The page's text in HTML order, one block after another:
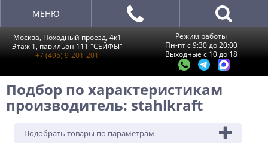
Москва, Походный проезд, 4к1
Этаж 1, павильон 111 "СЕЙФЫ"
+7 (495) 9-201-201
Режим работы
Пн-пт с 9:30 до 20:00
Выходные с 10 до 18
МЕНЮ
Подбор по характеристикам
производитель: stahlkraft
Подобрать товары по параметрам